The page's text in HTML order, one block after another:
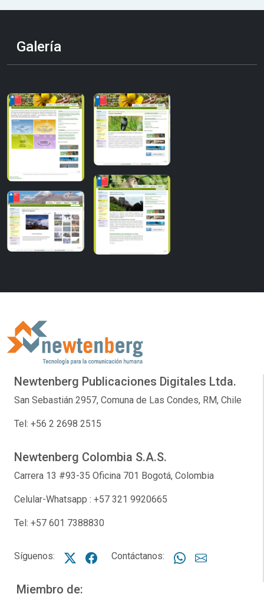
Galería
Newtenberg Publicaciones Digitales Ltda.
San Sebastián 2957, Comuna de Las Condes, RM, Chile
Tel: +56 2 2698 2515
Newtenberg Colombia S.A.S.
Carrera 13 #93-35 Oficina 701 Bogotá, Colombia
Celular-Whatsapp : +57 321 9920665
Tel: +57 601 7388830
Síguenos: X NTGFacebook NTG
Contáctanos: Whatsapp
Correo
Miembro de: